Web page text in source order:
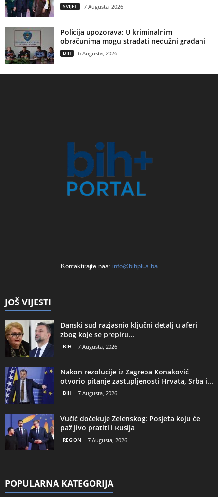
SVIJET 7 Augusta, 2026
Policija upozorava: U kriminalnim
obračunima mogu stradati nedužni građani
BIH 6 Augusta, 2026
Kontaktirajte nas: info@bihplus.ba
JOŠ VIJESTI
Danski sud razjasnio ključni detalj u aferi
zbog koje se prepiru...
BIH 7 Augusta, 2026
Nakon rezolucije iz Zagreba Konaković
otvorio pitanje zastupljenosti Hrvata, Srba i...
BIH 7 Augusta, 2026
Vučić dočekuje Zelenskog: Posjeta koju će
pažljivo pratiti i Rusija
REGION 7 Augusta, 2026
POPULARNA KATEGORIJA